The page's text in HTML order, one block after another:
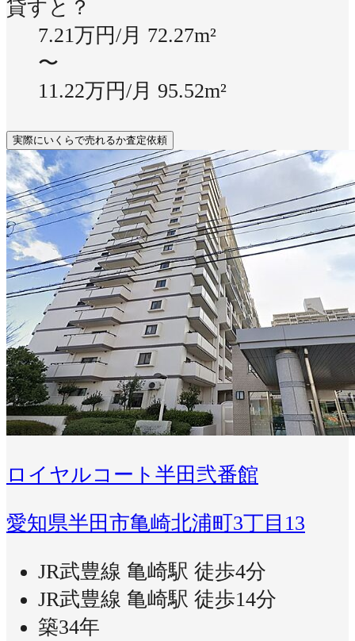
貸すと？
7.21万円/月 72.27m²
〜
11.22万円/月 95.52m²
実際にいくらで売れるか査定依頼
ロイヤルコート半田弐番館
愛知県半田市亀崎北浦町3丁目13
JR武豊線 亀崎駅 徒歩4分
JR武豊線 亀崎駅 徒歩14分
築34年